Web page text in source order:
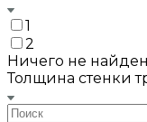
1
2
Ничего не
Толщина стенки